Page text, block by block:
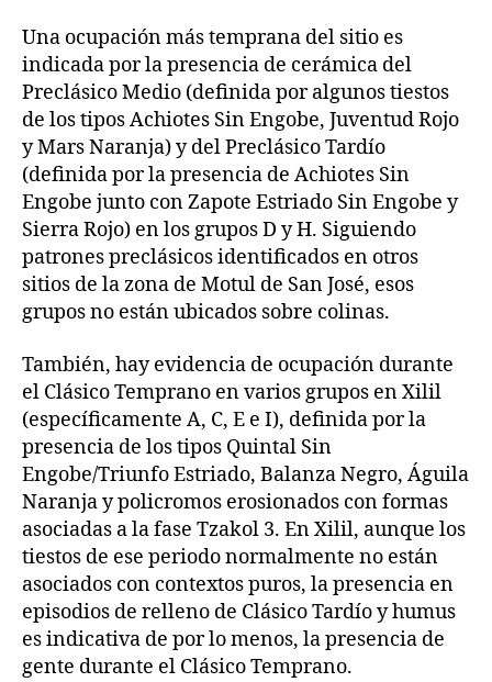
Una ocupación más temprana del sitio es
indicada por la presencia de cerámica del
Preclásico Medio (definida por algunos tiestos
de los tipos Achiotes Sin Engobe, Juventud Rojo
y Mars Naranja) y del Preclásico Tardío
(definida por la presencia de Achiotes Sin
Engobe junto con Zapote Estriado Sin Engobe y
Sierra Rojo) en los grupos D y H. Siguiendo
patrones preclásicos identificados en otros
sitios de la zona de Motul de San José, esos
grupos no están ubicados sobre colinas.
También, hay evidencia de ocupación durante
el Clásico Temprano en varios grupos en Xilil
(específicamente A, C, E e I), definida por la
presencia de los tipos Quintal Sin
Engobe/Triunfo Estriado, Balanza Negro, Águila
Naranja y policromos erosionados con formas
asociadas a la fase Tzakol 3. En Xilil, aunque los
tiestos de ese periodo normalmente no están
asociados con contextos puros, la presencia en
episodios de relleno de Clásico Tardío y humus
es indicativa de por lo menos, la presencia de
gente durante el Clásico Temprano.